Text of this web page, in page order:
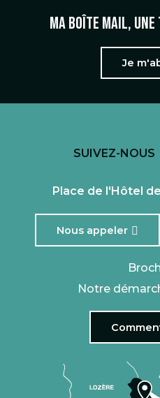
Ma boîte mail,
Je
SUIVEZ-NOUS
Place de l'Hôtel
Nous appeler
Notre